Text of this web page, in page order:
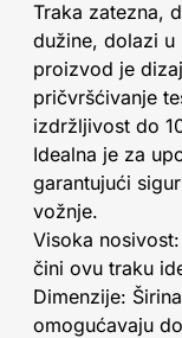
Traka zatezna,
dužine, dolazi u
proizvod je
pričvršćivanje
izdržljivost do
Idealna je za
garantujući
vožnje.
Visoka
čini ovu traku
Dimenzije:
omogućavaju